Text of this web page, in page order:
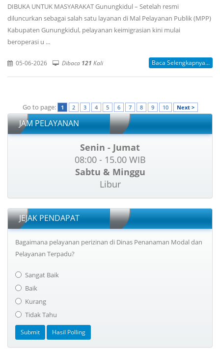
DIBUKA UNTUK MASYARAKAT Gunungkidul – Setelah resmi
diluncurkan sebagai salah satu layanan di Mal Pelayanan Publik (MPP)
Kabupaten Gunungkidul, pelayanan keimigrasian kini mulai
beroperasi u ...
05-06-2026 Dibaca 121 Kali Baca Selengkapnya...
Go to page: 1 2 3 4 5 6 7 8 9 10 Next >
JAM PELAYANAN
Senin - Jumat
08:00 - 15.00 WIB
Sabtu & Minggu
Libur
JEJAK PENDAPAT
Bagaimana pelayanan perizinan di Dinas Penanaman Modal dan
Pelayanan Terpadu?
Sangat Baik
Baik
Kurang
Tidak Tahu
Submit Hasil Polling